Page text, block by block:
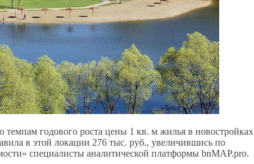
годового роста цены 1 кв. м жилья в новостройках
в этой локации 276 тыс. руб., увеличившись по
специалисты аналитической платформы bnMAP.pro.